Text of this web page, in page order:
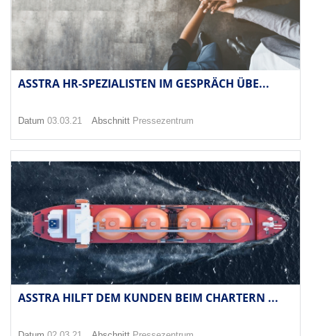
ASSTRA HR-SPEZIALISTEN IM GESPRÄCH ÜBE...
Datum 03.03.21 Abschnitt Pressezentrum
ASSTRA HILFT DEM KUNDEN BEIM CHARTERN ...